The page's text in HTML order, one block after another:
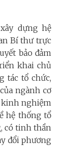
dựng hệ
Bí thư trực
bảo đảm
khai chủ
tác tổ chức,
ngành cơ
kinh nghiệm
hệ thống tổ
có tinh thần
đổi phương